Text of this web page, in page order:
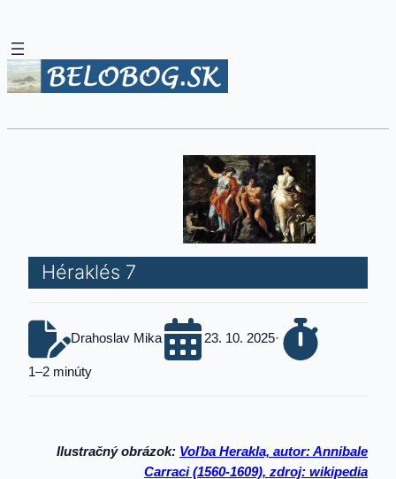
Héraklés 7
Drahoslav Mika 23. 10. 2025·
1–2 minúty
Ilustračný obrázok: Voľba Herakla, autor: Annibale
Carraci (1560-1609), zdroj: wikipedia